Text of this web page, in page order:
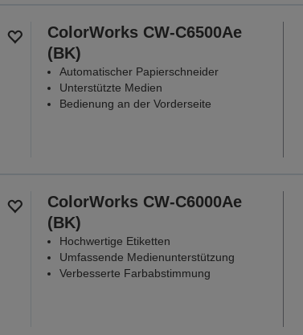
ColorWorks CW-C6500Ae
(BK)
Automatischer Papierschneider
Unterstützte Medien
Bedienung an der Vorderseite
ColorWorks CW-C6000Ae
(BK)
Hochwertige Etiketten
Umfassende Medienunterstützung
Verbesserte Farbabstimmung